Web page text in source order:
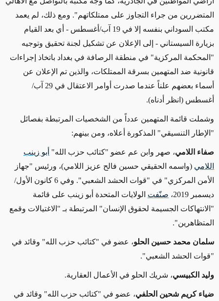
المتضررين من جراء التجاوز على ممتلكاتهم". ومع ذلك، لم يعمد
مكتب السوداني بنفسه إلا في 19 آب/أغسطس - أي بعد القيام
بزيارة السيستاني - إلى الإعلان عن تشكيل لجنة تحقيق وتوجيه
"المحكمة المركزية" في منطقة الرصافة في بغداد باتخاذ إجراءات
قانونية ضد المتهمين بسرقة الممتلكات، والذين تم الإعلان عن
أسماء بعضهم علناً عندما صدرت أوامر الاعتقال
في 29 آب/
أغسطس (انظر أدناه).
وشملت قائمة المتهمين عدداً من الشخصيات المرتبطة بفصائل
"الإطار التنسيقي" المذكورة أعلاه، ومن بينهم:
صفاء اللامي، صهر وابن عم عضو "كتائب حزب الله" أبو زينب
اللامي (واسمه الحقيقي حسين فالح عزيز اللامي)، ورئيس "جهاز
الأمن المركزي" في "قوات الحشد الشعبي". وفي 6 كانون الأول/
ديسمبر 2019،
صنّفت الولايات المتحدة أبو زينب على قائمة
"الانتهاكات الجسيمة لحقوق الإنسان" المرتبطة بـ "الاغتيالات وقمع
المتظاهرين".
سلمان محمد حسين الحلو، عضو في "كتائب حزب الله" وقائد في
"قوات الحشد الشعبي".
وليد الكبيسي، شريك الحلو في الأعمال العقارية.
ضياء كريم شحين الحلفي، عضو في "كتائب حزب الله" وقائد في